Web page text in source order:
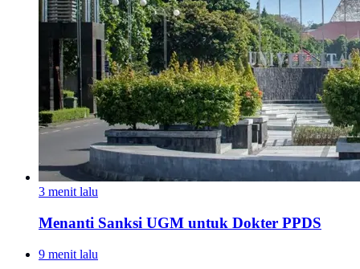
3 menit lalu
Menanti Sanksi UGM untuk Dokter PPDS
9 menit lalu